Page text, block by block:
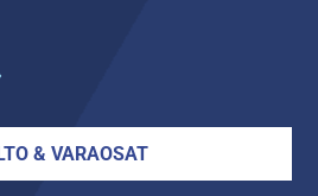
& VARAOSAT